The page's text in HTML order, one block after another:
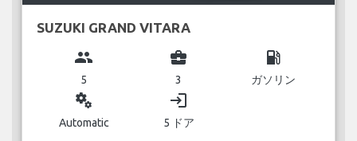
SUZUKI GRAND VITARA
group
5
business_center
3
local_gas_station
ガソリン
miscellaneous_services
Automatic
login
5 ドア